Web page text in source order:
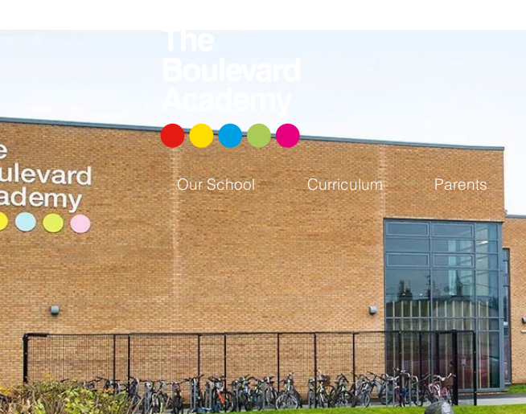
Our School Curriculum Parents